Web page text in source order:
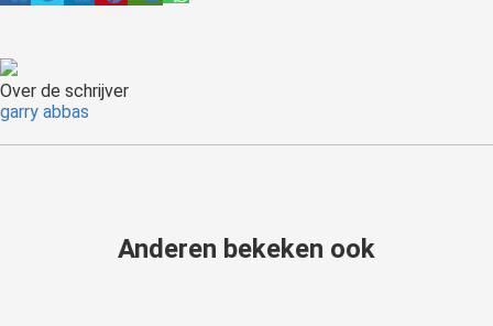
Over de schrijver
garry abbas
Anderen bekeken ook